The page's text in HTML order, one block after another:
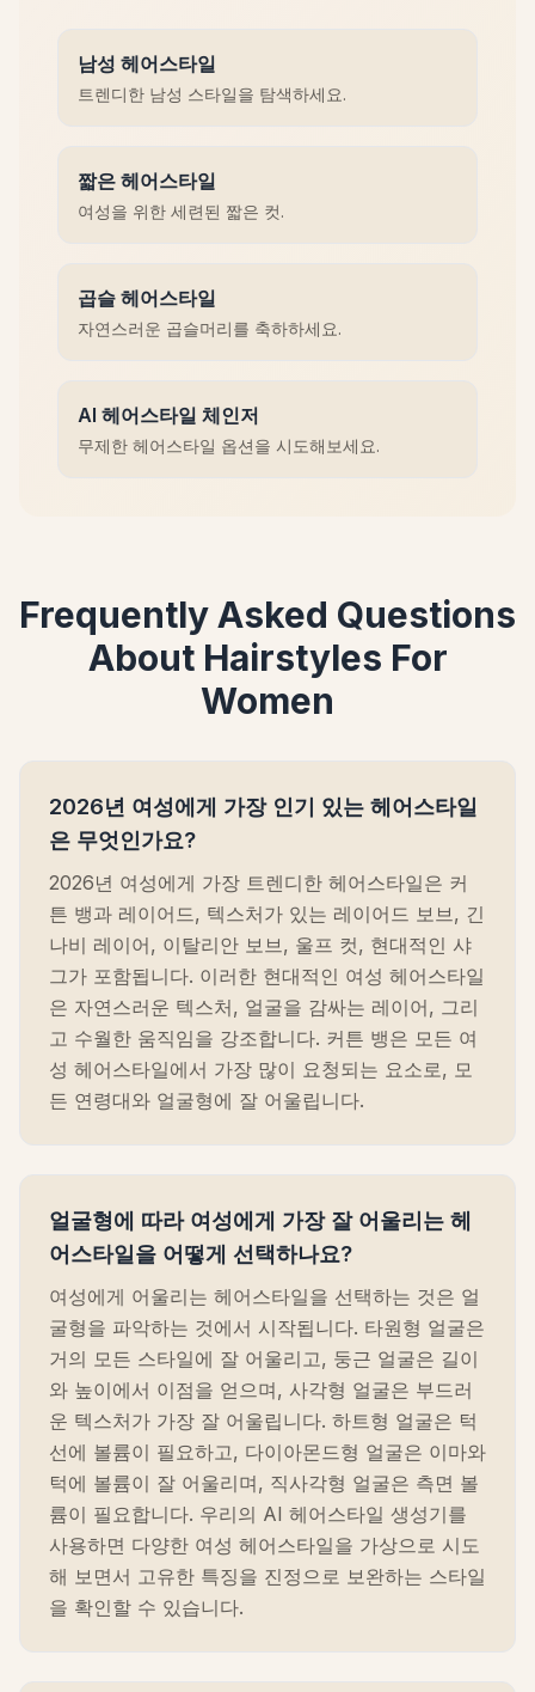
남성 헤어스타일
트렌디한 남성 스타일을 탐색하세요.
짧은 헤어스타일
여성을 위한 세련된 짧은 컷.
곱슬 헤어스타일
자연스러운 곱슬머리를 축하하세요.
AI 헤어스타일 체인저
무제한 헤어스타일 옵션을 시도해보세요.
Frequently Asked Questions
About Hairstyles For
Women
2026년 여성에게 가장 인기 있는 헤어스타일
은 무엇인가요?
2026년 여성에게 가장 트렌디한 헤어스타일은 커
튼 뱅과 레이어드, 텍스처가 있는 레이어드 보브, 긴
나비 레이어, 이탈리안 보브, 울프 컷, 현대적인 샤
그가 포함됩니다. 이러한 현대적인 여성 헤어스타일
은 자연스러운 텍스처, 얼굴을 감싸는 레이어, 그리
고 수월한 움직임을 강조합니다. 커튼 뱅은 모든 여
성 헤어스타일에서 가장 많이 요청되는 요소로, 모
든 연령대와 얼굴형에 잘 어울립니다.
얼굴형에 따라 여성에게 가장 잘 어울리는 헤
어스타일을 어떻게 선택하나요?
여성에게 어울리는 헤어스타일을 선택하는 것은 얼
굴형을 파악하는 것에서 시작됩니다. 타원형 얼굴은
거의 모든 스타일에 잘 어울리고, 둥근 얼굴은 길이
와 높이에서 이점을 얻으며, 사각형 얼굴은 부드러
운 텍스처가 가장 잘 어울립니다. 하트형 얼굴은 턱
선에 볼륨이 필요하고, 다이아몬드형 얼굴은 이마와
턱에 볼륨이 잘 어울리며, 직사각형 얼굴은 측면 볼
륨이 필요합니다. 우리의 AI 헤어스타일 생성기를
사용하면 다양한 여성 헤어스타일을 가상으로 시도
해 보면서 고유한 특징을 진정으로 보완하는 스타일
을 확인할 수 있습니다.